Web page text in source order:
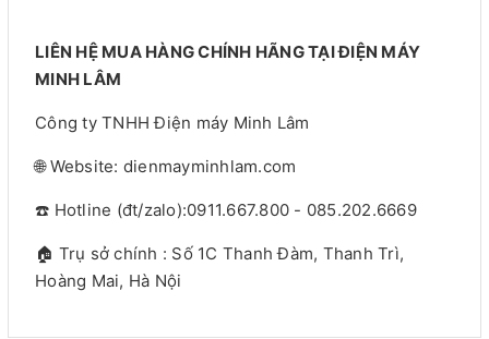
LIÊN HỆ MUA HÀNG CHÍNH HÃNG TẠI ĐIỆN MÁY
MINH LÂM
Công ty TNHH Điện máy Minh Lâm
🌐 Website: dienmayminhlam.com
☎️ Hotline (đt/zalo):0911.667.800 - 085.202.6669
🏠 Trụ sở chính : Số 1C Thanh Đàm, Thanh Trì,
Hoàng Mai, Hà Nội